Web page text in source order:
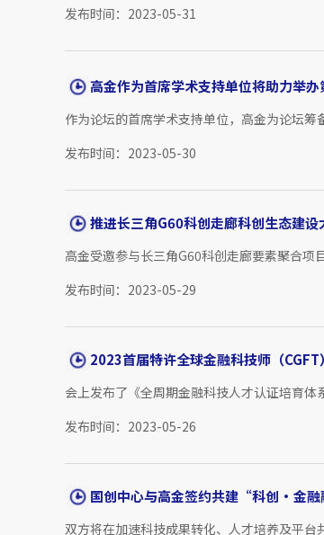
发布时间：2023-05-31
高金作为首席学术支持单位将助力举
作为论坛的首席学术支持单位，高金为论坛
发布时间：2023-05-30
推进长三角G60科创走廊科创生态建
高金受邀参与长三角G60科创走廊要素聚合项
发布时间：2023-05-29
2023首届特许全球金融科技师（CGFT
会上发布了《全周期金融科技人才认证培育
发布时间：2023-05-26
国创中心与高金签约共建“科创·金融
双方将在加速科技成果转化、人才培养及平